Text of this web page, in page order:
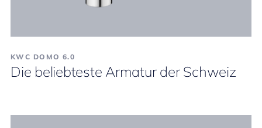
KWC DOMO 6.0
Die beliebteste Armatur der Schweiz